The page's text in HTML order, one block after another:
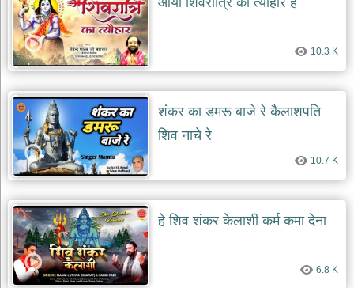
10.3 K
शंकर का डमरू बाजे रे कैलाशपति
शिव नाचे रे
10.7 K
हे शिव शंकर केलाशी कर्म कमा देना
6.8 K